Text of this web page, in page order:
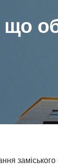
що
заміського